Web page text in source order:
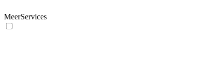
MeerServices